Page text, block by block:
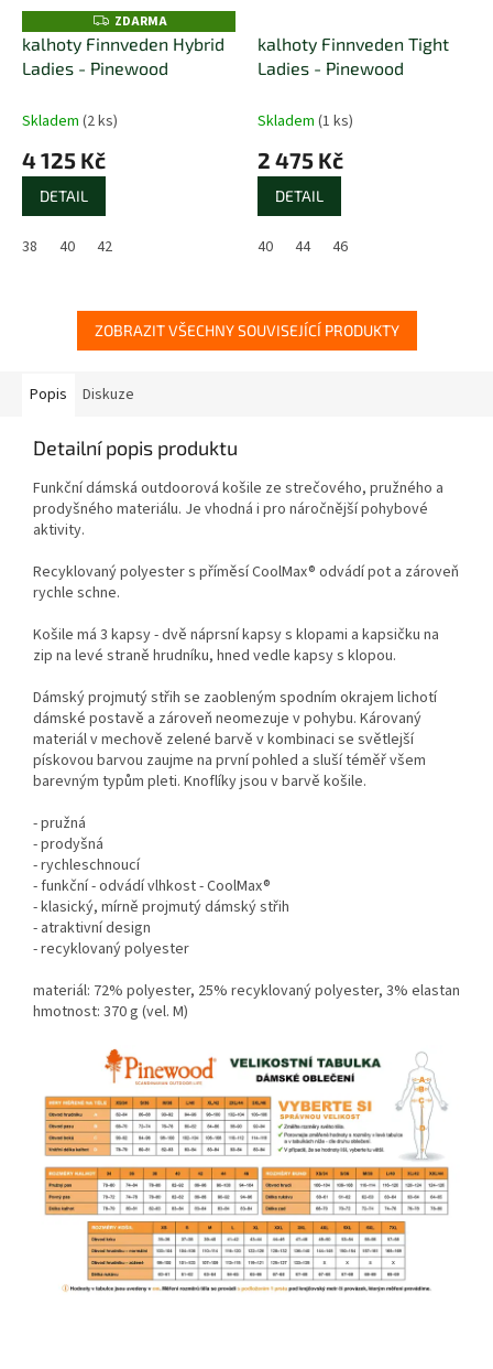
Z
D
A
R
ZDARMA
kalhoty Finnveden Hybrid
Ladies - Pinewood
Skladem (2 ks)
4 125 Kč
DETAIL
38 40 42
kalhoty Finnveden Tight
Ladies - Pinewood
Skladem (1 ks)
2 475 Kč
DETAIL
40 44 46
ZOBRAZIT VŠECHNY SOUVISEJÍCÍ PRODUKTY
Popis Diskuze
Detailní popis produktu
Funkční dámská outdoorová košile ze strečového, pružného a
prodyšného materiálu. Je vhodná i pro náročnější pohybové
aktivity.
Recyklovaný polyester s příměsí CoolMax® odvádí pot a zároveň
rychle schne.
Košile má 3 kapsy - dvě náprsní kapsy s klopami a kapsičku na
zip na levé straně hrudníku, hned vedle kapsy s klopou.
Dámský projmutý střih se zaobleným spodním okrajem lichotí
dámské postavě a zároveň neomezuje v pohybu. Károvaný
materiál v mechově zelené barvě v kombinaci se světlejší
pískovou barvou zaujme na první pohled a sluší téměř všem
barevným typům pleti. Knoflíky jsou v barvě košile.
- pružná
- prodyšná
- rychleschnoucí
- funkční - odvádí vlhkost - CoolMax®
- klasický, mírně projmutý dámský střih
- atraktivní design
- recyklovaný polyester
materiál: 72% polyester, 25% recyklovaný polyester, 3% elastan
hmotnost: 370 g (vel. M)